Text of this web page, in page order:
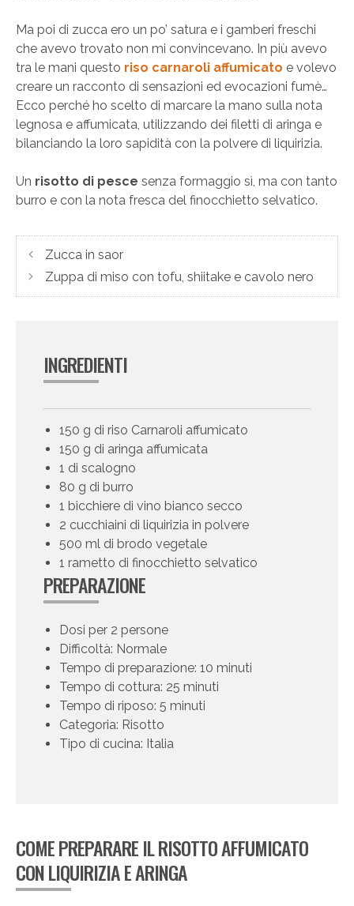
Ma poi di zucca ero un po’ satura e i gamberi freschi
che avevo trovato non mi convincevano. In più avevo
tra le mani questo riso carnaroli affumicato e volevo
creare un racconto di sensazioni ed evocazioni fumè…
Ecco perché ho scelto di marcare la mano sulla nota
legnosa e affumicata, utilizzando dei filetti di aringa e
bilanciando la loro sapidità con la polvere di liquirizia.
Un risotto di pesce senza formaggio sì, ma con tanto
burro e con la nota fresca del finocchietto selvatico.
Zucca in saor
Zuppa di miso con tofu, shiitake e cavolo nero
INGREDIENTI
150 g di riso Carnaroli affumicato
150 g di aringa affumicata
1 di scalogno
80 g di burro
1 bicchiere di vino bianco secco
2 cucchiaini di liquirizia in polvere
500 ml di brodo vegetale
1 rametto di finocchietto selvatico
PREPARAZIONE
Dosi per 2 persone
Difficoltà: Normale
Tempo di preparazione: 10 minuti
Tempo di cottura: 25 minuti
Tempo di riposo: 5 minuti
Categoria: Risotto
Tipo di cucina: Italia
COME PREPARARE IL RISOTTO AFFUMICATO
CON LIQUIRIZIA E ARINGA